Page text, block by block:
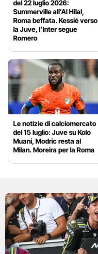
del 22 luglio 2026:
Summerville all’Al Hilal,
Roma beffata. Kessié verso
la Juve, l’Inter segue
Romero
Le notizie di calciomercato
del 15 luglio: Juve su Kolo
Muani, Modric resta al
Milan. Moreira per la Roma